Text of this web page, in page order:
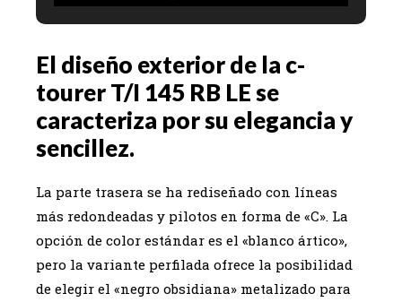
El diseño exterior de la c-
tourer T/I 145 RB LE se
caracteriza por su elegancia y
sencillez.
La parte trasera se ha rediseñado con líneas
más redondeadas y pilotos en forma de «C». La
opción de color estándar es el «blanco ártico»,
pero la variante perfilada ofrece la posibilidad
de elegir el «negro obsidiana» metalizado para